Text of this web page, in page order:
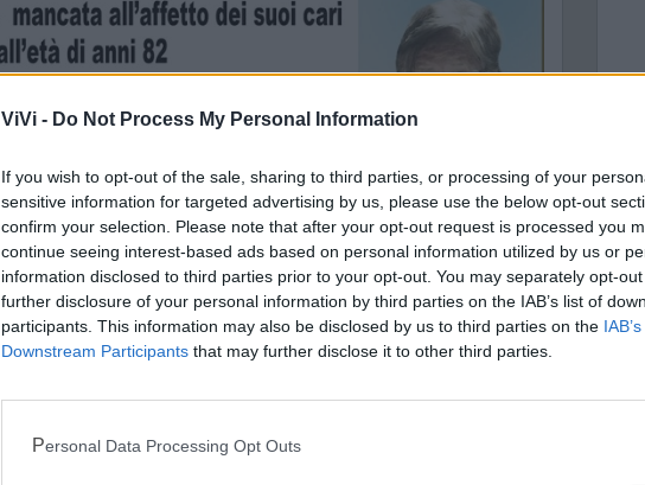
ViVi - Do Not Process My Personal Information
If you wish to opt-out of the sale, sharing to third parties, or processing of your
sensitive information for targeted advertising by us, please use the below opt-out
confirm your selection. Please note that after your opt-out request is processed you
continue seeing interest-based ads based on personal information utilized by us or
information disclosed to third parties prior to your opt-out. You may separately opt-
further disclosure of your personal information by third parties on the IAB’s list of
participants. This information may also be disclosed by us to third parties on the
Downstream Participants that may further disclose it to other third parties.
Personal Data Processing Opt Outs